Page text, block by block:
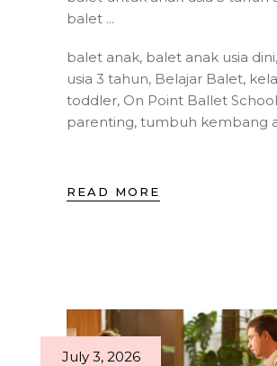
balet
balet anak, balet anak usia dini,
usia 3 tahun, Belajar Balet,
toddler, On Point Ballet School
parenting, tumbuh kembang
READ MORE
July 3, 2026